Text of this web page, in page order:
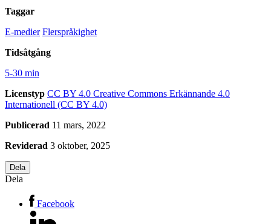
Taggar
E-medier Flerspråkighet
Tidsåtgång
5-30 min
Licenstyp CC BY 4.0 Creative Commons Erkännande 4.0
Internationell (CC BY 4.0)
Publicerad 11 mars, 2022
Reviderad 3 oktober, 2025
Dela
Dela
Facebook